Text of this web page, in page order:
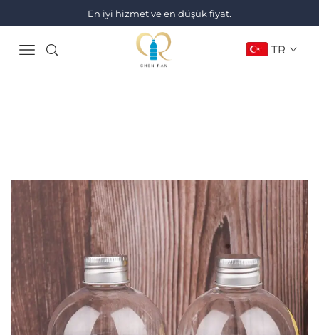
En iyi hizmet ve en düşük fiyat.
TR